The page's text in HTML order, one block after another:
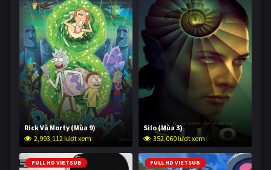
Rick Và Morty (Mùa 9)
2,993,112 lượt xem
Silo (Mùa 3)
352,060 lượt xem
FULL HD VIETSUB FULL HD VIETSUB